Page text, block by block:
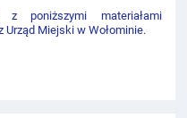
poniższymi materiałami
Miejski w Wołominie.